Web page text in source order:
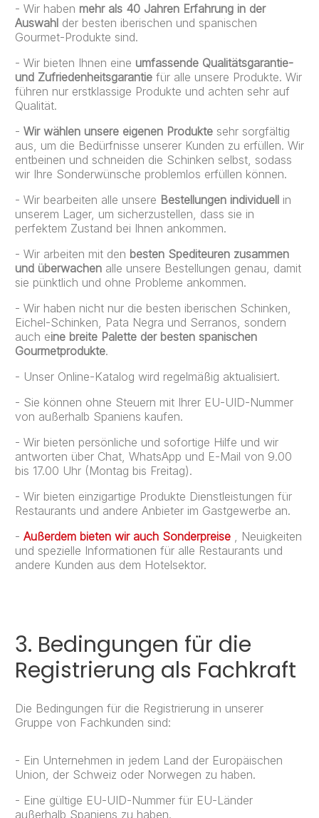
- Wir haben mehr als 40 Jahren Erfahrung in der
Auswahl der besten iberischen und spanischen
Gourmet-Produkte sind.
- Wir bieten Ihnen eine umfassende Qualitätsgarantie-
und Zufriedenheitsgarantie für alle unsere Produkte. Wir
führen nur erstklassige Produkte und achten sehr auf
Qualität.
- Wir wählen unsere eigenen Produkte sehr sorgfältig
aus, um die Bedürfnisse unserer Kunden zu erfüllen. Wir
entbeinen und schneiden die Schinken selbst, sodass
wir Ihre Sonderwünsche problemlos erfüllen können.
- Wir bearbeiten alle unsere Bestellungen individuell in
unserem Lager, um sicherzustellen, dass sie in
perfektem Zustand bei Ihnen ankommen.
- Wir arbeiten mit den besten Spediteuren zusammen
und überwachen alle unsere Bestellungen genau, damit
sie pünktlich und ohne Probleme ankommen.
- Wir haben nicht nur die besten iberischen Schinken,
Eichel-Schinken, Pata Negra und Serranos, sondern
auch eine breite Palette der besten spanischen
Gourmetprodukte.
- Unser Online-Katalog wird regelmäßig aktualisiert.
- Sie können ohne Steuern mit Ihrer EU-UID-Nummer
von außerhalb Spaniens kaufen.
- Wir bieten persönliche und sofortige Hilfe und wir
antworten über Chat, WhatsApp und E-Mail von 9.00
bis 17.00 Uhr (Montag bis Freitag).
- Wir bieten einzigartige Produkte Dienstleistungen für
Restaurants und andere Anbieter im Gastgewerbe an.
- Außerdem bieten wir auch Sonderpreise , Neuigkeiten
und spezielle Informationen für alle Restaurants und
andere Kunden aus dem Hotelsektor.
3. Bedingungen für die
Registrierung als Fachkraft
Die Bedingungen für die Registrierung in unserer
Gruppe von Fachkunden sind:
- Ein Unternehmen in jedem Land der Europäischen
Union, der Schweiz oder Norwegen zu haben.
- Eine gültige EU-UID-Nummer für EU-Länder
außerhalb Spaniens zu haben.